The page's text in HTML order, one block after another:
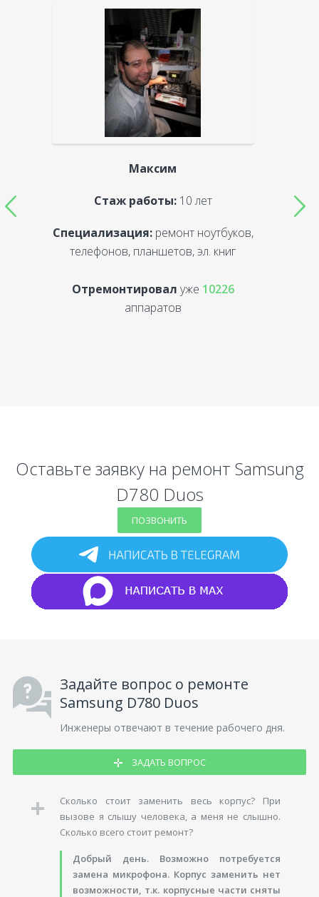
Максим
Стаж работы:10 лет
Специализация:ремонт ноутбуков,
телефонов, планшетов, эл. книг
Отремонтировал уже 10226
аппаратов
Оставьте заявку на ремонт Samsung
D780 Duos
ПОЗВОНИТЬ
Задайте вопрос о ремонте
Samsung D780 Duos
Инженеры отвечают в течение рабочего дня.
ЗАДАТЬ ВОПРОС
Сколько стоит заменить весь корпус? При
вызове я слышу человека, а меня не слышно.
Сколько всего стоит ремонт?
Добрый день. Возможно потребуется
замена микрофона. Корпус заменить нет
возможности, т.к. корпусные части сняты